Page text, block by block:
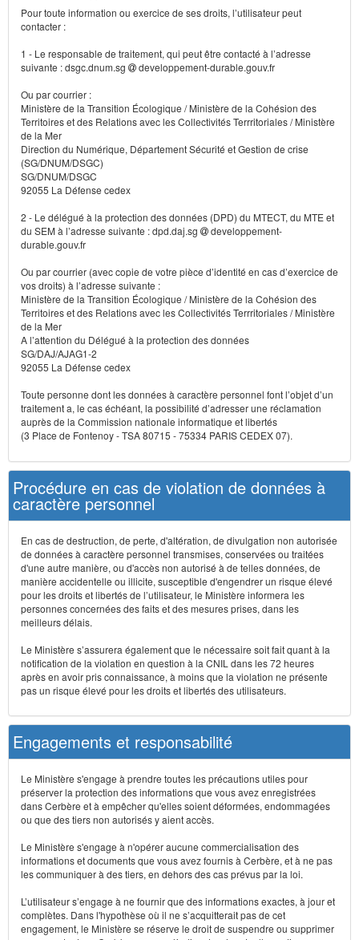
Pour toute information ou exercice de ses droits, l’utilisateur peut
contacter :
1 - Le responsable de traitement, qui peut être contacté à l’adresse
suivante : dsgc.dnum.sg
developpement-durable.gouv.fr
Ou par courrier :
Ministère de la Transition Écologique / Ministère de la Cohésion des
Territoires et des Relations avec les Collectivités Terrritoriales / Ministère
de la Mer
Direction du Numérique, Département Sécurité et Gestion de crise
(SG/DNUM/DSGC)
SG/DNUM/DSGC
92055 La Défense cedex
2 - Le délégué à la protection des données (DPD) du MTECT, du MTE et
du SEM à l’adresse suivante : dpd.daj.sg
developpement-
durable.gouv.fr
Ou par courrier (avec copie de votre pièce d’identité en cas d’exercice de
vos droits) à l’adresse suivante :
Ministère de la Transition Écologique / Ministère de la Cohésion des
Territoires et des Relations avec les Collectivités Terrritoriales / Ministère
de la Mer
A l’attention du Délégué à la protection des données
SG/DAJ/AJAG1-2
92055 La Défense cedex
Toute personne dont les données à caractère personnel font l’objet d’un
traitement a, le cas échéant, la possibilité d’adresser une réclamation
auprès de la Commission nationale informatique et libertés
(3 Place de Fontenoy - TSA 80715 - 75334 PARIS CEDEX 07).
Procédure en cas de violation de données à
caractère personnel
En cas de destruction, de perte, d'altération, de divulgation non autorisée
de données à caractère personnel transmises, conservées ou traitées
d'une autre manière, ou d'accès non autorisé à de telles données, de
manière accidentelle ou illicite, susceptible d'engendrer un risque élevé
pour les droits et libertés de l’utilisateur, le Ministère informera les
personnes concernées des faits et des mesures prises, dans les
meilleurs délais.
Le Ministère s’assurera également que le nécessaire soit fait quant à la
notification de la violation en question à la CNIL dans les 72 heures
après en avoir pris connaissance, à moins que la violation ne présente
pas un risque élevé pour les droits et libertés des utilisateurs.
Engagements et responsabilité
Le Ministère s'engage à prendre toutes les précautions utiles pour
préserver la protection des informations que vous avez enregistrées
dans Cerbère et à empêcher qu'elles soient déformées, endommagées
ou que des tiers non autorisés y aient accès.
Le Ministère s'engage à n'opérer aucune commercialisation des
informations et documents que vous avez fournis à Cerbère, et à ne pas
les communiquer à des tiers, en dehors des cas prévus par la loi.
L’utilisateur s’engage à ne fournir que des informations exactes, à jour et
complètes. Dans l'hypothèse où il ne s’acquitterait pas de cet
engagement, le Ministère se réserve le droit de suspendre ou supprimer